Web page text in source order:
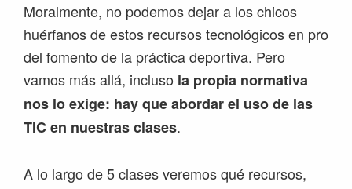
Moralmente, no podemos dejar a los chicos
huérfanos de estos recursos tecnológicos en pro
del fomento de la práctica deportiva. Pero
vamos más allá, incluso la propia normativa
nos lo exige: hay que abordar el uso de las
TIC en nuestras clases.
A lo largo de 5 clases veremos qué recursos,